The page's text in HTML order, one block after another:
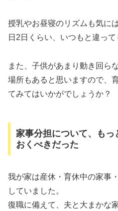
授乳やお昼寝のリズムも気に
日2日くらい、いつもと違って
また、子供があまり動き回ら
場所もあると思いますので、
てみてはいかがでしょうか？
家事分担について、もっ
おくべきだった
我が家は産休・育休中の家事
していました。
復職に備えて、夫と大まかな